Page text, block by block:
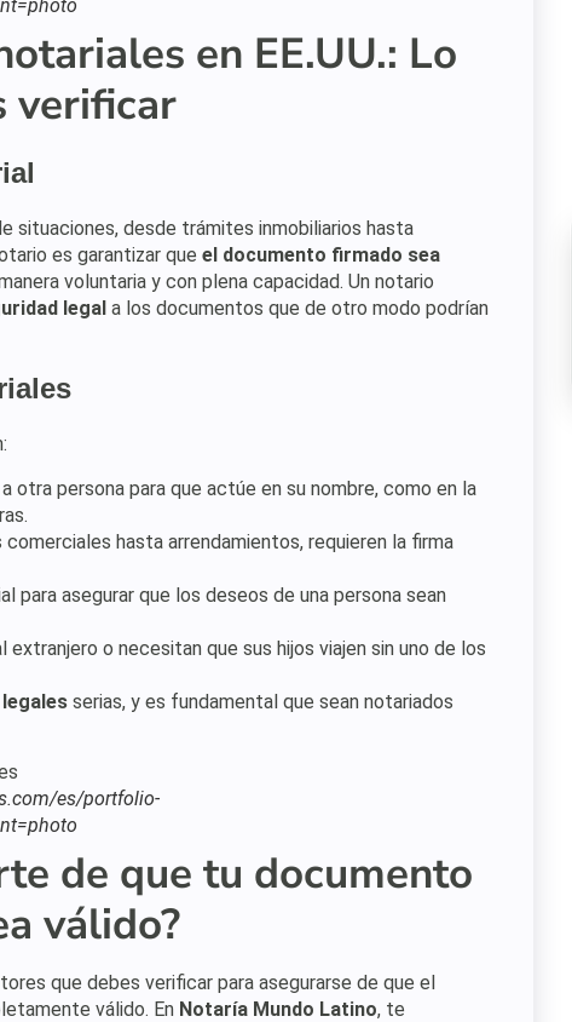
en EE.UU.: Lo
verificar
situaciones, desde trámites inmobiliarios hasta
es garantizar que el documento firmado sea
voluntaria y con plena capacidad. Un notario
legal a los documentos que de otro modo podrían
otra persona para que actúe en su nombre, como en la
hasta arrendamientos, requieren la firma
para asegurar que los deseos de una persona sean
extranjero o necesitan que sus hijos viajen sin uno de los
serias, y es fundamental que sean notariados
es/portfolio-
de que tu documento
válido?
que debes verificar para asegurarse de que el
válido. En Notaría Mundo Latino, te